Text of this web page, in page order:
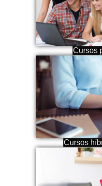
Cursos
Cursos